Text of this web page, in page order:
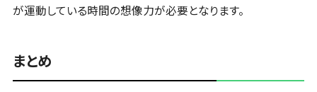
が運動している時間の想像力が必要となります。
まとめ